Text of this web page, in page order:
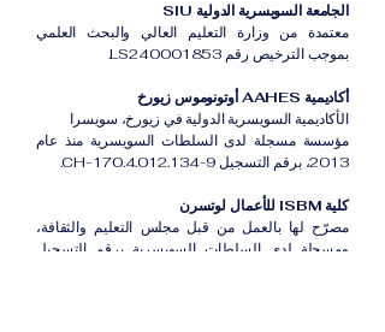
الجامعة السويسرية الدولية SIU
معتمدة من وزارة التعليم العالي والبحث العلمي
بموجب الترخيص رقم LS240001853.
أكاديمية AAHES أوتونوموس زيورخ
الأكاديمية السويسرية الدولية في زيورخ، سويسرا
مؤسسة مسجلة لدى السلطات السويسرية منذ عام
2013، برقم التسجيل CH-170.4.012.134-9.
كلية ISBM للأعمال لوتسرن
مصرّح لها بالعمل من قبل مجلس التعليم والثقافة،
ومسجلة لدى السلطات السويسرية برقم التسجيل